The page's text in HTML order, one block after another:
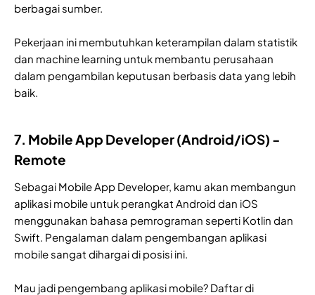
berbagai sumber.
Pekerjaan ini membutuhkan keterampilan dalam statistik
dan machine learning untuk membantu perusahaan
dalam pengambilan keputusan berbasis data yang lebih
baik.
7. Mobile App Developer (Android/iOS) -
Remote
Sebagai Mobile App Developer, kamu akan membangun
aplikasi mobile untuk perangkat Android dan iOS
menggunakan bahasa pemrograman seperti Kotlin dan
Swift. Pengalaman dalam pengembangan aplikasi
mobile sangat dihargai di posisi ini.
Mau jadi pengembang aplikasi mobile? Daftar di